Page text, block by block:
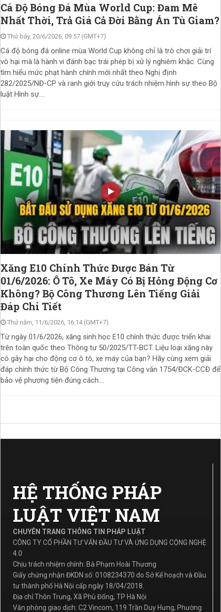
Cá Độ Bóng Đá Mùa World Cup: Đam Mê
Nhất Thời, Trả Giá Cả Đời Bằng Án Tù Giam?
Thứ bảy, 20/6/2026, 09:57 (GMT+7)
Cá độ bóng đá online mùa World Cup không chỉ là trò chơi giải trí
vô hại mà là hành vi đánh bạc trái phép bị xử lý nghiêm khắc. Cùng
tìm hiểu mức phạt hành chính mới nhất theo Nghị định
282/2025/NĐ-CP và ranh giới truy cứu trách nhiệm hình sự theo Bộ
luật Hình sự....
Xăng E10 Chính Thức Được Bán Từ
01/6/2026: Ô Tô, Xe Máy Có Bị Hỏng Động Cơ
Không? Bộ Công Thương Lên Tiếng Giải
Đáp Chi Tiết
Thứ năm, 11/6/2026, 16:14 (GMT+7)
Từ ngày 01/6/2026, xăng sinh học E10 chính thức được triển khai
trên toàn quốc theo Thông tư 50/2025/TT-BCT. Liệu loại xăng này
có gây hại cho động cơ ô tô, xe máy của bạn? Hãy cùng xem giải
đáp chính thức từ Bộ Công Thương tại Công văn 1754/ĐCK-CCĐ để
bảo vệ phương tiện đúng cách....
HỆ THỐNG PHÁP
LUẬT VIỆT NAM
CHUYÊN TRANG THÔNG TIN PHÁP LUẬT
CÔNG TY CỔ PHẦN TƯ VẤN ĐẦU TƯ VÀ ỨNG DỤNG CỘNG NGHỆ
4.0
Chịu trách nhiệm chính: Bà Phạm Hoài Thương
Giấy chứng nhận ĐKDN số: 0108234370 do Sở Kế hoạch và Đầu
tư thành phố Hà Nội cấp ngày 18/04/2018.
Địa chỉ:Thôn Trung, Xã Phù Đổng, TP Hà Nội
Văn phòng giao dịch: C2 Vincom, 119 Trần Duy Hưng, Phường